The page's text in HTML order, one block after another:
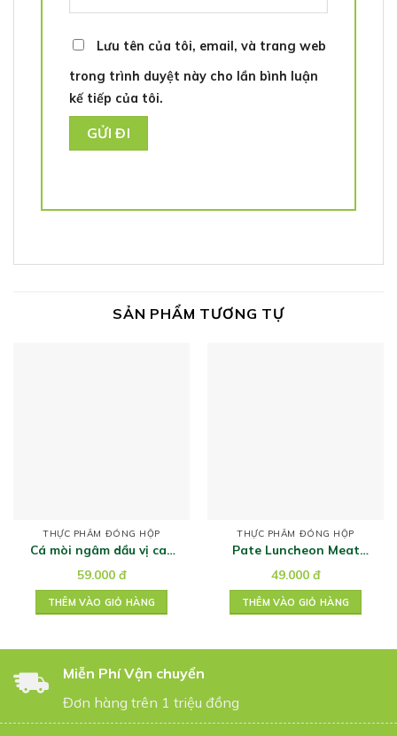
Lưu tên của tôi, email, và trang web
trong trình duyệt này cho lần bình luận
kế tiếp của tôi.
SẢN PHẨM TƯƠNG TỰ
THỰC PHẨM ĐÓNG HỘP
Cá mòi ngâm dầu vị cay
59.000 đ
THÊM VÀO GIỎ HÀNG
THỰC PHẨM ĐÓNG HỘP
Pate Luncheon Meat
49.000 đ
THÊM VÀO GIỎ HÀNG
Miễn Phí Vận chuyển
Đơn hàng trên 1 triệu đồng